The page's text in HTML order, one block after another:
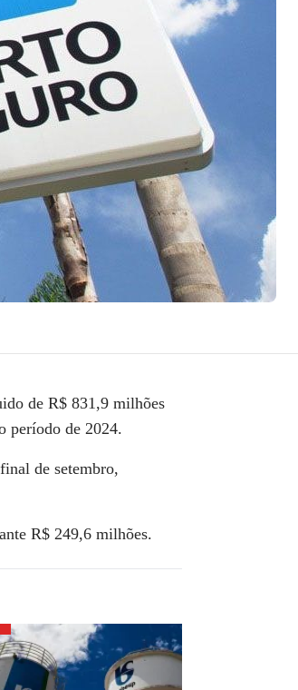
de R$ 831,9 milhões
período de 2024.
de setembro,
R$ 249,6 milhões.